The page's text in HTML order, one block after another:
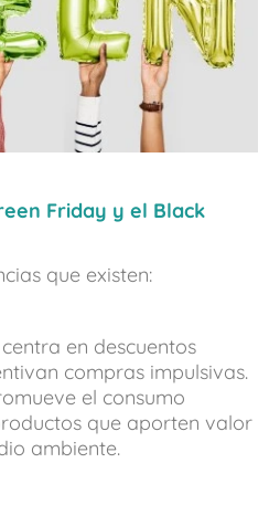
Friday y el Black
que existen:
centra en descuentos
compras impulsivas.
el consumo
que aporten valor
ambiente.